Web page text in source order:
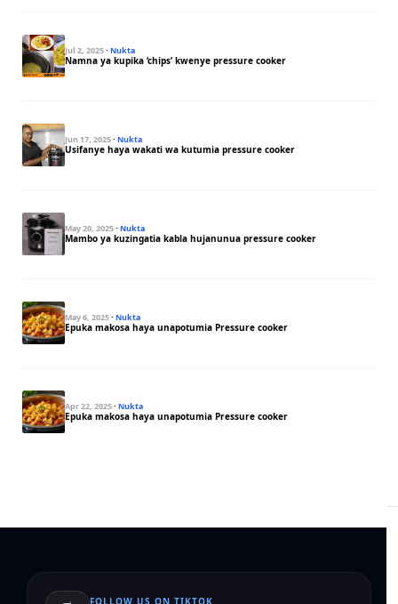
Jul 2, 2025· Nukta
Namna ya kupika ‘chips’ kwenye pressure cooker
Jun 17, 2025· Nukta
Usifanye haya wakati wa kutumia pressure cooker
May 20, 2025· Nukta
Mambo ya kuzingatia kabla hujanunua pressure cooker
May 6, 2025· Nukta
Epuka makosa haya unapotumia Pressure cooker
Apr 22, 2025· Nukta
Epuka makosa haya unapotumia Pressure cooker
FOLLOW US ON TIKTOK